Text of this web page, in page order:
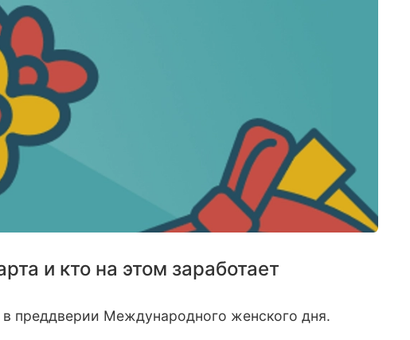
и кто на этом заработает
преддверии Международного женского дня.